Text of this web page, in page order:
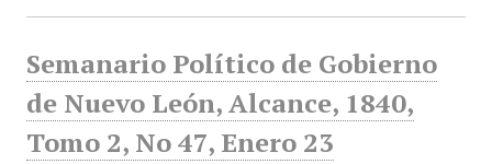
Semanario Político de Gobierno
de Nuevo León, Alcance, 1840,
Tomo 2, No 47, Enero 23